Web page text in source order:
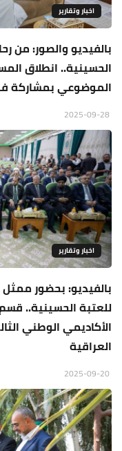
اخبار وتقارير
بالفيديو والصور: من
الحسينية.. انطلاق
الموضوعي بمشاركة
اخبار وتقارير
بالفيديو: بحضور ممثل
للعتبة الحسينية..
الأكاديمي الوطني
العراقية